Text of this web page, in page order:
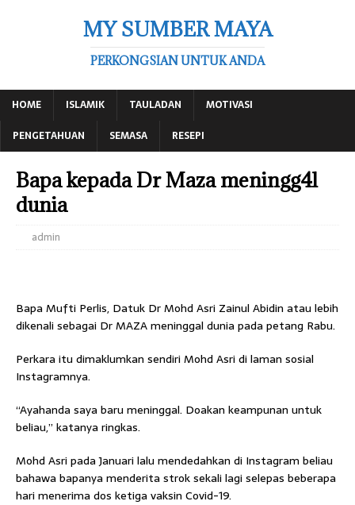
MY SUMBER MAYA
PERKONGSIAN UNTUK ANDA
HOME ISLAMIK TAULADAN
MOTIVASI
PENGETAHUAN
SEMASA RESEPI
Bapa kepada Dr Maza meningg4l
dunia
admin
Bapa Mufti Perlis, Datuk Dr Mohd Asri Zainul Abidin atau lebih
dikenali sebagai Dr MAZA meninggal dunia pada petang Rabu.
Perkara itu dimaklumkan sendiri Mohd Asri di laman sosial
Instagramnya.
“Ayahanda saya baru meninggal. Doakan keampunan untuk
beliau,” katanya ringkas.
Mohd Asri pada Januari lalu mendedahkan di Instagram beliau
bahawa bapanya menderita strok sekali lagi selepas beberapa
hari menerima dos ketiga vaksin Covid-19.